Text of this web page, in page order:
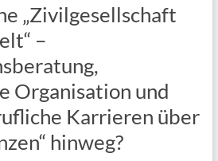
„Zivilgesellschaft
–
Organisation und
Karrieren über
hinweg?